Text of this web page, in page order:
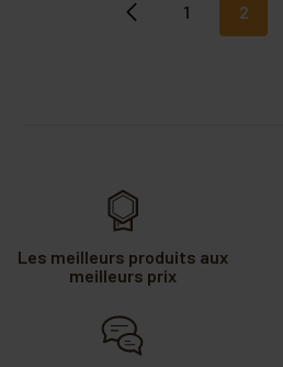
Précédent
1 2
Les meilleurs produits aux
meilleurs prix